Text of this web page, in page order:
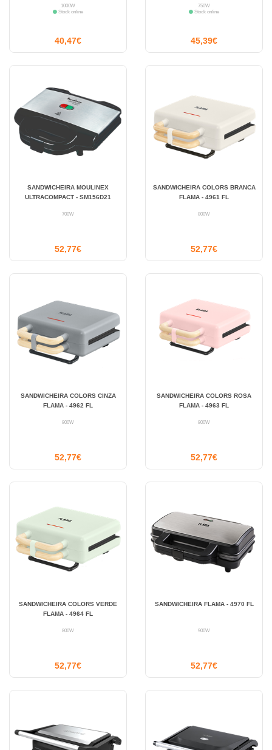
1000W
Stock online
40,47€
750W
Stock online
45,39€
SANDWICHEIRA MOULINEX
ULTRACOMPACT - SM156D21
700W
52,77€
SANDWICHEIRA COLORS BRANCA
FLAMA - 4961 FL
800W
52,77€
SANDWICHEIRA COLORS CINZA
FLAMA - 4962 FL
800W
52,77€
SANDWICHEIRA COLORS ROSA
FLAMA - 4963 FL
800W
52,77€
SANDWICHEIRA COLORS VERDE
FLAMA - 4964 FL
800W
52,77€
SANDWICHEIRA FLAMA - 4970 FL
900W
52,77€